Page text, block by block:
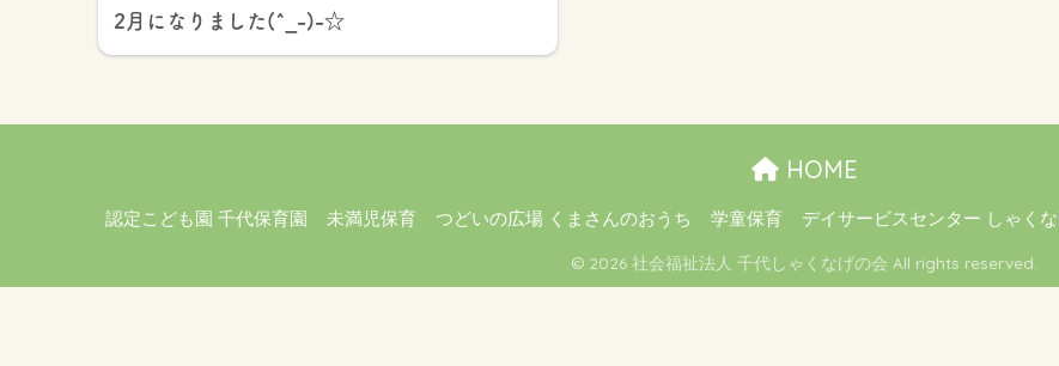
2月になりました(^_-)-☆
HOME
認定こども園 千代保育園 未満児保育 つどいの広場 くまさんのおうち 学童保育 デイサービスセンター しゃく
© 2026 社会福祉法人 千代しゃくなげの会 All rights reserved.